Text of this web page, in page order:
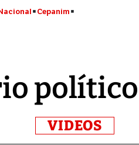
Cepanim
político
VIDEOS